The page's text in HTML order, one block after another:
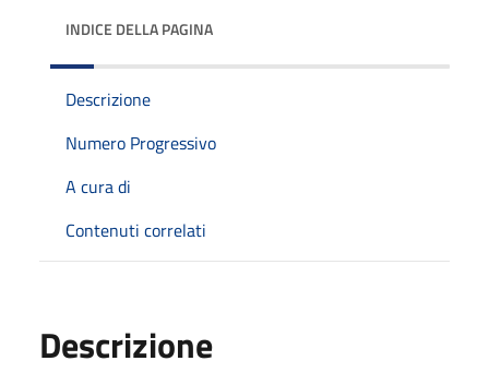
INDICE DELLA PAGINA
Descrizione
Numero Progressivo
A cura di
Contenuti correlati
Descrizione